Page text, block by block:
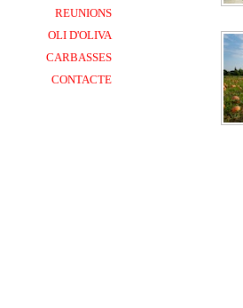
REUNIONS
OLI D'OLIVA
CARBASSES
CONTACTE